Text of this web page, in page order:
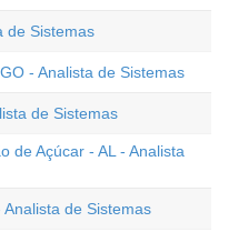
de Sistemas
- Analista de Sistemas
de Sistemas
de Açúcar - AL - Analista
Analista de Sistemas